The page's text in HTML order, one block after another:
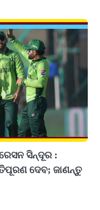
ସିନ୍ଦୂର :
ଦେବ; ଜାଣନ୍ତୁ